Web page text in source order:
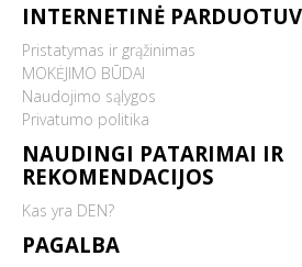
INTERNETINĖ
Pristatymas ir grąžinimas
MOKĖJIMO BŪDAI
Naudojimo sąlygos
Privatumo politika
NAUDINGI PATARIMAI IR
REKOMENDACIJOS
Kas yra DEN?
PAGALBA